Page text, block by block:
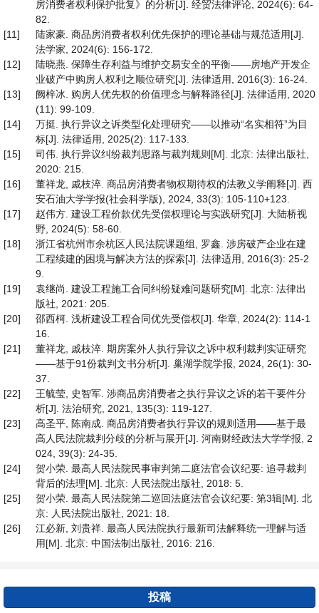
房消费者权利保护批复》的分析[J]. 经贸法律评论, 2024(6): 64-
82.
[11]
陆家豪. 商品房消费者权利优先保护的理论基础与规范适用[J].
法学家, 2024(6): 156-172.
[12]
陆晓燕. 保障生存利益与维护交易安全的平衡——房地产开发企
业破产中购房人权利之顺位研究[J]. 法律适用, 2016(3): 16-24.
[13]
阙梓冰. 购房人优先权的价值理念与解释路径[J]. 法律适用, 2020
(11): 99-109.
[14]
万挺. 执行异议之诉类型化处理研究——以推动“名实相符”为目
标[J]. 法律适用, 2025(2): 117-133.
[15]
司伟. 执行异议纠纷裁判思路与裁判规则[M]. 北京: 法律出版社,
2020: 215.
[16]
董祥龙, 戚枝淬. 商品房消费者物权期待权的法教义学阐释[J]. 西
安石油大学学报(社会科学版), 2024, 33(3): 105-110+123.
[17]
赵伟方. 建设工程价款优先受偿权理论与实践研究[J]. 大陆桥视
野, 2024(5): 58-60.
[18]
浙江省杭州市余杭区人民法院课题组, 罗鑫. 涉房破产企业在建
工程续建的困境与解决方法的探索[J]. 法律适用, 2016(3): 25-2
9.
[19]
袁继尚. 建设工程施工合同纠纷疑难问题研究[M]. 北京: 法律出
版社, 2021: 205.
[20]
邵西柯. 浅析建设工程合同优先受偿权[J]. 华章, 2024(2): 114-1
16.
[21]
董祥龙, 戚枝淬. 期房案外人执行异议之诉中权利裁判实证研究
——基于91份裁判文书分析[J]. 巢湖学院学报, 2024, 26(1): 30-
37.
[22]
王毓莹, 史智军. 涉商品房消费者之执行异议之诉的若干要件分
析[J]. 法治研究, 2021, 135(3): 119-127.
[23]
高圣平, 陈南成. 商品房消费者执行异议的规则适用——基于最
高人民法院裁判分歧的分析与展开[J]. 河南财经政法大学学报, 2
024, 39(3): 24-35.
[24]
贺小荣. 最高人民法院民事审判第二庭法官会议纪要: 追寻裁判
背后的法理[M]. 北京: 人民法院出版社, 2018: 5.
[25]
贺小荣. 最高人民法院第二巡回法庭法官会议纪要: 第3辑[M]. 北
京: 人民法院出版社, 2021: 18.
[26]
江必新, 刘贵祥. 最高人民法院执行最新司法解释统一理解与适
用[M]. 北京: 中国法制出版社, 2016: 216.
投稿